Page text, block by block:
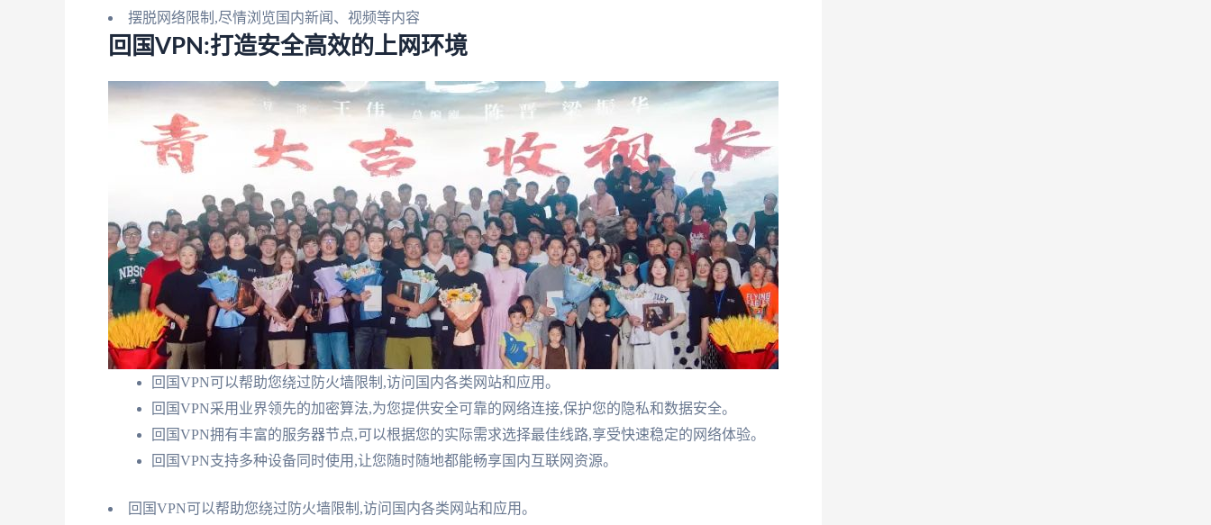
摆脱网络限制,尽情浏览国内新闻、视频等内容
回国VPN:打造安全高效的上网环境
回国VPN可以帮助您绕过防火墙限制,访问国内各类网站和应用。
回国VPN采用业界领先的加密算法,为您提供安全可靠的网络连接,保护您的隐私和数据安全。
回国VPN拥有丰富的服务器节点,可以根据您的实际需求选择最佳线路,享受快速稳定的网络体验。
回国VPN支持多种设备同时使用,让您随时随地都能畅享国内互联网资源。
回国VPN可以帮助您绕过防火墙限制,访问国内各类网站和应用。